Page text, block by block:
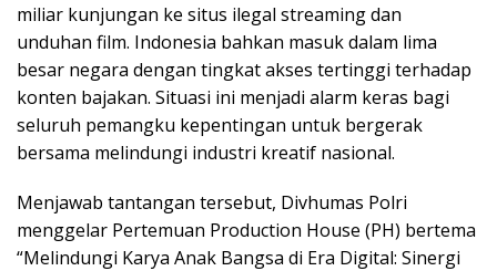
miliar kunjungan ke situs ilegal streaming dan
unduhan film. Indonesia bahkan masuk dalam lima
besar negara dengan tingkat akses tertinggi terhadap
konten bajakan. Situasi ini menjadi alarm keras bagi
seluruh pemangku kepentingan untuk bergerak
bersama melindungi industri kreatif nasional.
Menjawab tantangan tersebut, Divhumas Polri
menggelar Pertemuan Production House (PH) bertema
“Melindungi Karya Anak Bangsa di Era Digital: Sinergi